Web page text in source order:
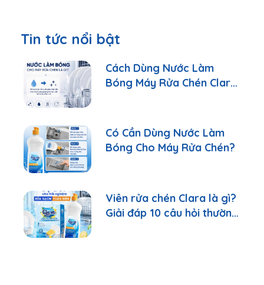
Tin tức nổi bật
Cách Dùng Nước Làm
Bóng Máy Rửa Chén Clara
Có Cần Dùng Nước Làm
Bóng Cho Máy Rửa Chén?
Viên rửa chén Clara là gì?
Giải đáp 10 câu hỏi thường